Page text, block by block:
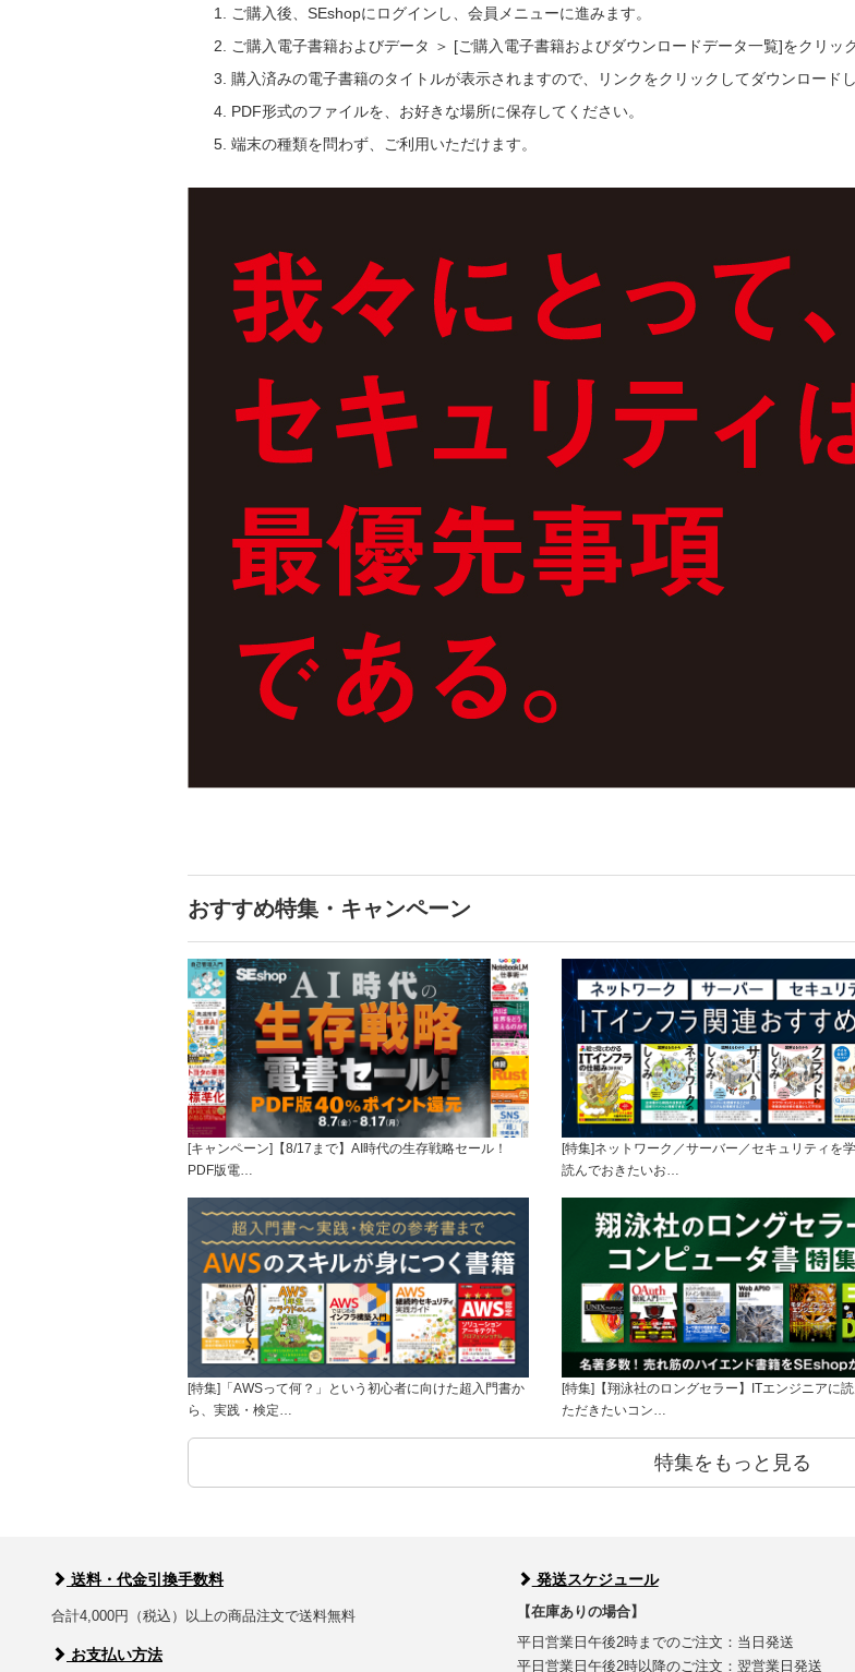
ご購入後、SEshopにログインし、会員メニューに進みます。
ご購入電子書籍およびデータ ＞ [ご購入電子書籍およびダウンロードデータ一覧]をクリッ
購入済みの電子書籍のタイトルが表示されますので、リンクをクリックしてダウンロードし
PDF形式のファイルを、お好きな場所に保存してください。
端末の種類を問わず、ご利用いただけます。
おすすめ特集・キャンペーン
[キャンペーン]【8/17まで】AI時代の生存戦略セール！
PDF版電…
[特集]ネットワーク／サーバー／セキュリティを
読んでおきたいお…
[特集]「AWSって何？」という初心者に向けた超入門書か
ら、実践・検定…
[特集]【翔泳社のロングセラー】ITエンジニアに
ただきたいコン…
特集をもっと見る
送料・代金引換手数料
合計4,000円（税込）以上の商品注文で送料無料
お支払い方法
発送スケジュール
【在庫ありの場合】
平日営業日午後2時までのご注文：当日発送
平日営業日午後2時以降のご注文：翌営業日発送